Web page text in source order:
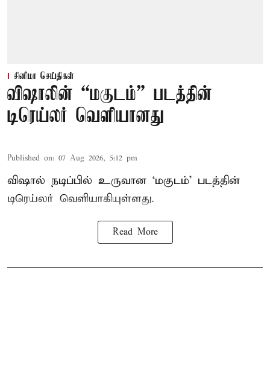
சினிமா செய்திகள்
விஷாலின் “மகுடம்” படத்தின்
டிரெய்லர் வெளியானது
Published on: 07 Aug 2026, 5:12 pm
விஷால் நடிப்பில் உருவான ‘மகுடம்’ படத்தின்
டிரெய்லர் வெளியாகியுள்ளது.
Read More